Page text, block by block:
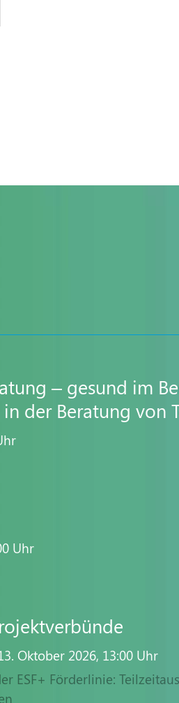
– gesund im
der Beratung von
Uhr
Oktober 2026, 13:00 Uhr
ESF+ Förderlinie: